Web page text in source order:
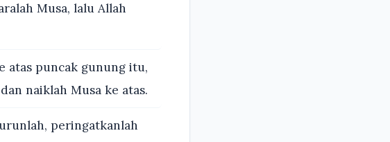
Musa, lalu Allah
atas puncak gunung itu,
naiklah Musa ke atas.
peringatkanlah